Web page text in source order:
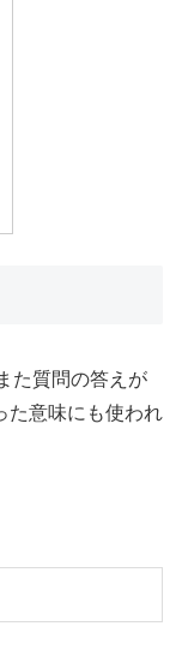
た質問の答えが
た意味にも使われ